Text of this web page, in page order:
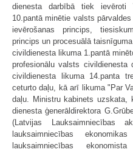
dienesta darbībā tiek ievēroti
10.pantā minētie valsts
ievērošanas princips,
princips un procesuālā
civildienesta likuma 1.pantā
profesionālu valsts civildienesta
civildienesta likuma 14.panta
ceturto daļu, kā arī likuma "Par
daļu. Ministru kabinets
dienesta ģenerāldirektora
(Latvijas Lauksaimniecības
lauksaimniecības
lauksaimniecības